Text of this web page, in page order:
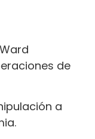
de
a